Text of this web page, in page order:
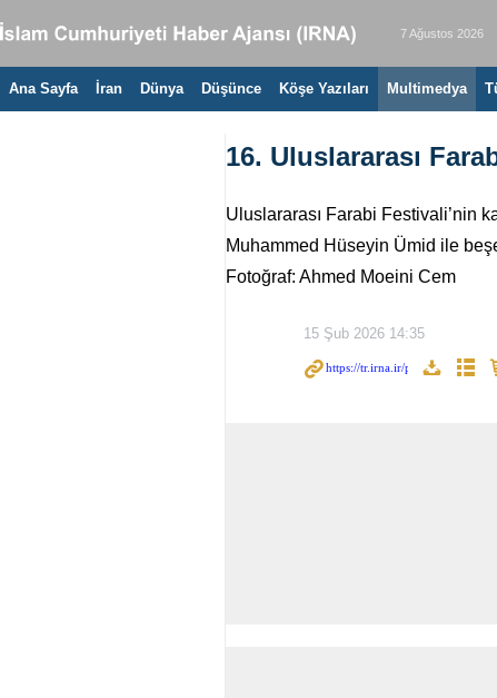
7 Ağustos 2026
Ana Sayfa İran Dünya Düşünce Köşe Yazıları Multimedya
16. Uluslararası
Uluslararası Farabi Festivali’nin
Muhammed Hüseyin Ümid ile
Fotoğraf: Ahmed Moeini Cem
15 Şub 2026 14:35